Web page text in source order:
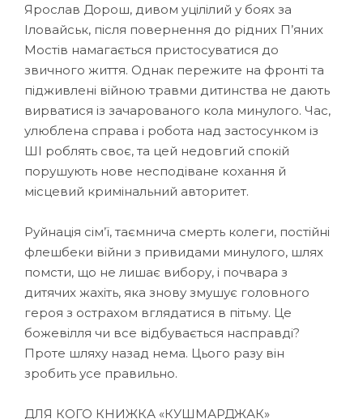
Ярослав Дорош, дивом уцілілий у боях за
Іловайськ, після повернення до рідних П’яних
Мостів намагається пристосуватися до
звичного життя. Однак пережите на фронті та
підживлені війною травми дитинства не дають
вирватися із зачарованого кола минулого. Час,
улюблена справа і робота над застосунком із
ШІ роблять своє, та цей недовгий спокій
порушують нове несподіване кохання й
місцевий кримінальний авторитет.
Руйнація сім’ї, таємнича смерть колеги, постійні
флешбеки війни з привидами минулого, шлях
помсти, що не лишає вибору, і почвара з
дитячих жахіть, яка знову змушує головного
героя з острахом вглядатися в пітьму. Це
божевілля чи все відбувається насправді?
Проте шляху назад нема. Цього разу він
зробить усе правильно.
ДЛЯ КОГО КНИЖКА «КУШМАРДЖАК»